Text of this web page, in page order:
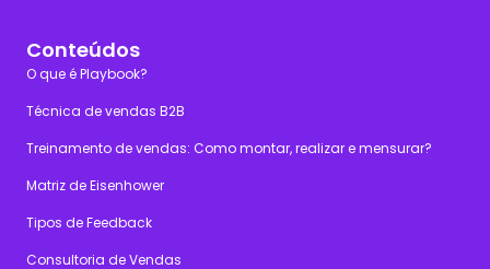
Conteúdos
O que é Playbook?
Técnica de vendas B2B
Treinamento de vendas: Como montar, realizar e mensurar?
Matriz de Eisenhower
Tipos de Feedback
Consultoria de Vendas